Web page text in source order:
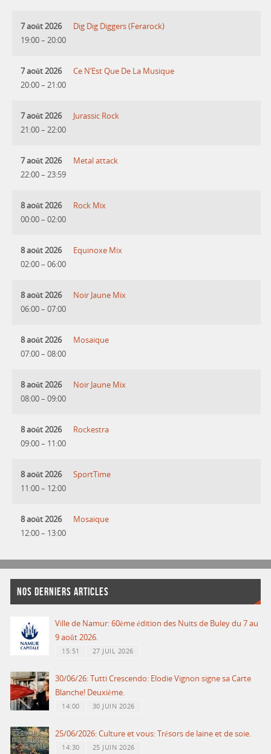
7 août 2026
19:00– 20:00
Dig Dig Diggers (Ferarock)
7 août 2026
20:00– 21:00
Ce N’Est Que De La Musique
7 août 2026
21:00– 22:00
Jurassic Rock
7 août 2026
22:00– 23:59
Metal attack
8 août 2026
00:00– 02:00
Rock Mix
8 août 2026
02:00– 06:00
Equinoxe Mix
8 août 2026
06:00– 07:00
Noir Jaune Mix
8 août 2026
07:00– 08:00
Mosaique
8 août 2026
08:00– 09:00
Noir Jaune Mix
8 août 2026
09:00– 11:00
Rockestra
8 août 2026
11:00– 12:00
SportTime
8 août 2026
12:00– 13:00
Mosaique
NOS DERNIERS ARTICLES
Ville de Namur: 60ème édition des Nuits de Buley du 7 au
9 août 2026.
15:51 27 JUIL 2026
30/06/26: Tutti Crescendo: Elodie Vignon signe sa Carte
Blanche! Deuxième.
14:00 30 JUIN 2026
25/06/2026: Culture et vous: Trésors de laine et de soie.
14:30 25 JUIN 2026